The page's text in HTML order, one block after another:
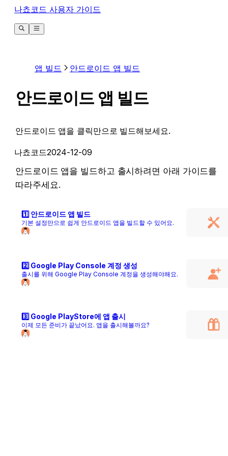
나쵸코드 사용자 가이드
앱 빌드 안드로이드 앱 빌드
안드로이드 앱 빌드
안드로이드 앱을 클릭만으로 빌드해보세요.
나쵸코드2024-12-09
안드로이드 앱을 빌드하고 출시하려면 아래 가이드를
따라주세요.
1️⃣ 안드로이드 앱 빌드
기본 설정만으로 쉽게 안드로이드 앱을 빌드할 수 있어요.
2️⃣ Google Play Console 계정 생성
출시를 위해 Google Play Console 계정을 생성해야해요.
3️⃣ Google PlayStore에 앱 출시
이제 모든 준비가 끝났어요. 앱을 출시해볼까요?